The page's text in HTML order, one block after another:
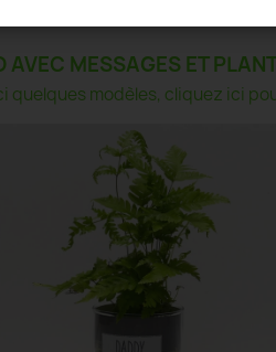
AVEC MESSAGES ET
quelques modèles, cliquez ici